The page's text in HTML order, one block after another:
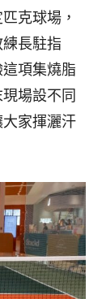
克球場，
長駐指
項集燒脂
場設不同
家揮灑汗